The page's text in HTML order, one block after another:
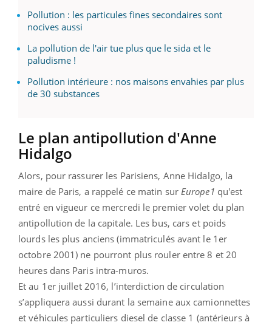
Pollution : les particules fines secondaires sont
nocives aussi
La pollution de l'air tue plus que le sida et le
paludisme !
Pollution intérieure : nos maisons envahies par plus
de 30 substances
Le plan antipollution d'Anne
Hidalgo
Alors, pour rassurer les Parisiens, Anne Hidalgo, la
maire de Paris, a rappelé ce matin sur Europe1 qu'est
entré en vigueur ce mercredi le premier volet du plan
antipollution de la capitale. Les bus, cars et poids
lourds les plus anciens (immatriculés avant le 1er
octobre 2001) ne pourront plus rouler entre 8 et 20
heures dans Paris intra-muros.
Et au 1er juillet 2016, l’interdiction de circulation
s’appliquera aussi durant la semaine aux camionnettes
et véhicules particuliers diesel de classe 1 (antérieurs à